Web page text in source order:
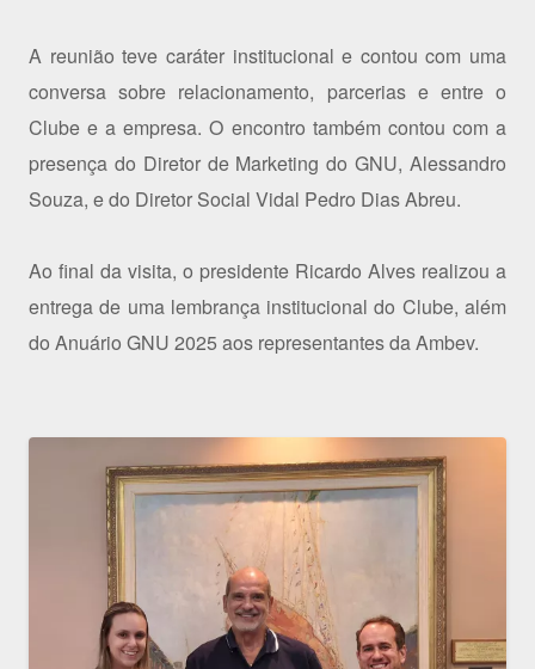
A reunião teve caráter institucional e contou com uma
conversa sobre relacionamento, parcerias e entre o
Clube e a empresa. O encontro também contou com a
presença do Diretor de Marketing do GNU, Alessandro
Souza, e do Diretor Social Vidal Pedro Dias Abreu.
Ao final da visita, o presidente Ricardo Alves realizou a
entrega de uma lembrança institucional do Clube, além
do Anuário GNU 2025 aos representantes da Ambev.